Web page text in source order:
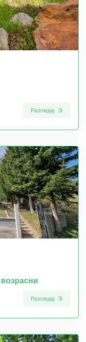
Разгледај
Разгледај